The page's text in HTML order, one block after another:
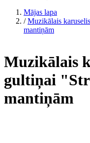
Mājas lapa
/ Muzikālais
mantiņām
Muzikālais
gultiņai
mantiņām